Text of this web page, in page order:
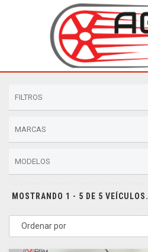
FILTROS
MARCAS
MODELOS
MOSTRANDO 1 - 5 DE 5 VEÍCULOS.
Ordenar por